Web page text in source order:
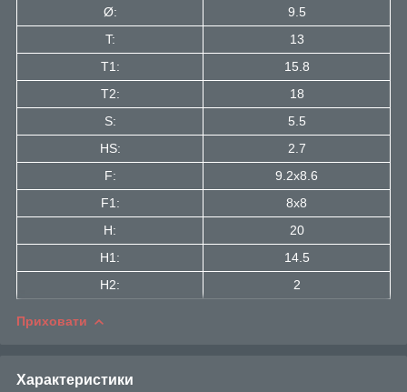
Ø:
9.5
T:
13
T1:
15.8
Т2:
18
S:
5.5
HS:
2.7
F:
9.2x8.6
F1:
8x8
H:
20
H1:
14.5
H2:
2
Приховати
Характеристики